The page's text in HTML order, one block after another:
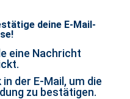
deine E‑Mail-
eine Nachricht
der E‑Mail, um die
zu bestätigen.